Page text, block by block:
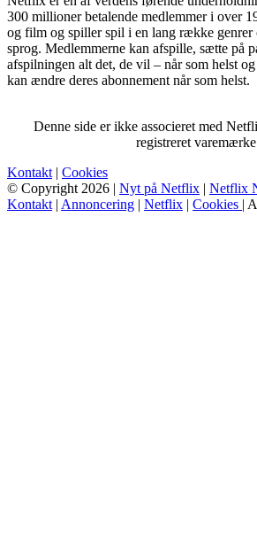
300 millioner betalende medlemmer i over
og film og spiller spil i en lang række
sprog. Medlemmerne kan afspille, sætte på
afspilningen alt det, de vil – når som helst
kan ændre deres abonnement når som helst.
Denne side er ikke associeret med
registreret
Kontakt | Cookies
© Copyright 2026 | Nyt på Netflix | Netflix
Kontakt | Annoncering | Netflix | Cookies |